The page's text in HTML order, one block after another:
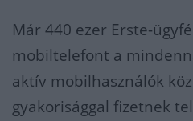
Már 440 ezer Erste-
mobiltelefont a
aktív mobilhasználók
gyakorisággal fizetnek